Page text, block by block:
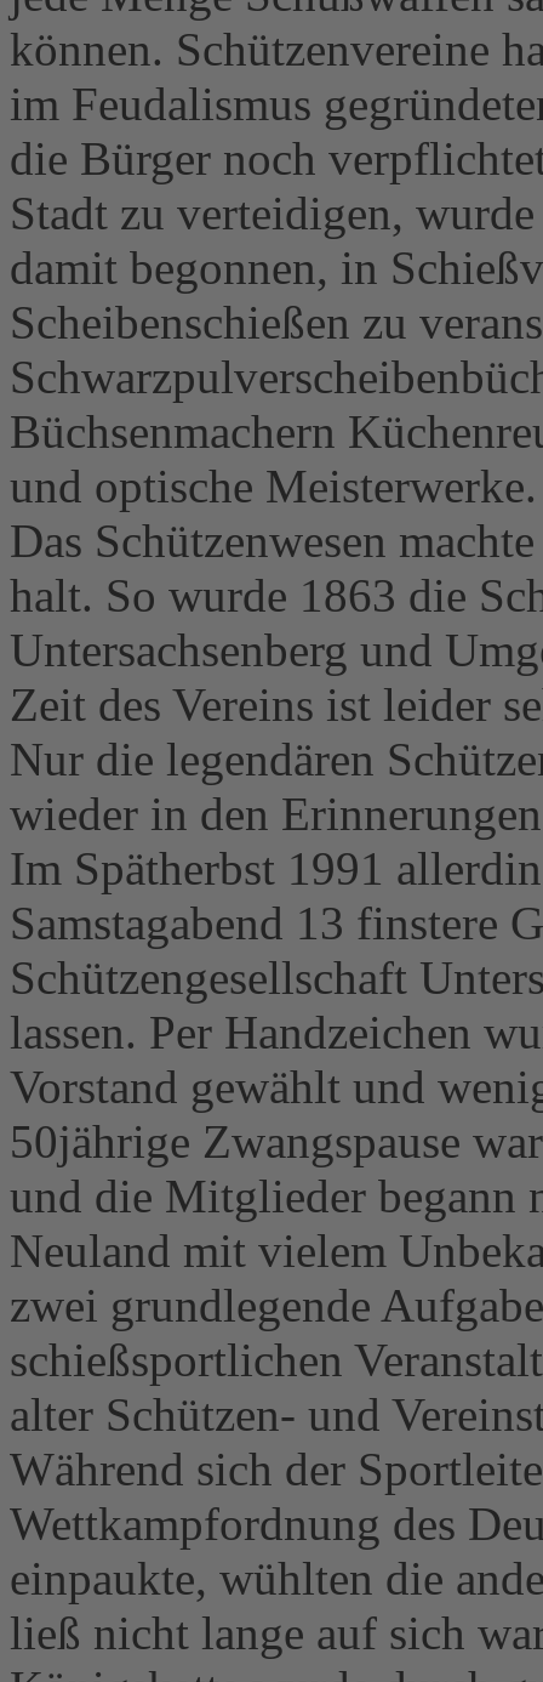
können. Schützenvereine
im Feudalismus
die Bürger noch
Stadt zu verteidigen,
damit begonnen, in
Scheibenschießen zu
Büchsenmachern
und optische Meisterwerke.
Das Schützenwesen
halt. So wurde 1863 die
Untersachsenberg und
Zeit des Vereins ist leider
Nur die legendären
wieder in den
Im Spätherbst 1991
Samstagabend 13 finstere
Schützengesellschaft
lassen. Per Handzeichen
Vorstand gewählt und
50jährige Zwangspause
und die Mitglieder begann
Neuland mit vielem
zwei grundlegende
schießsportlichen
alter Schützen- und
Während sich der
Wettkampfordnung des
einpaukte, wühlten die
ließ nicht lange auf sich